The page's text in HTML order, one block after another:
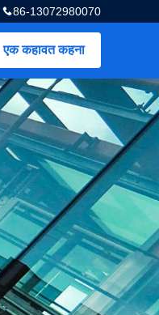
86-13072980070
एक कहावत कहना